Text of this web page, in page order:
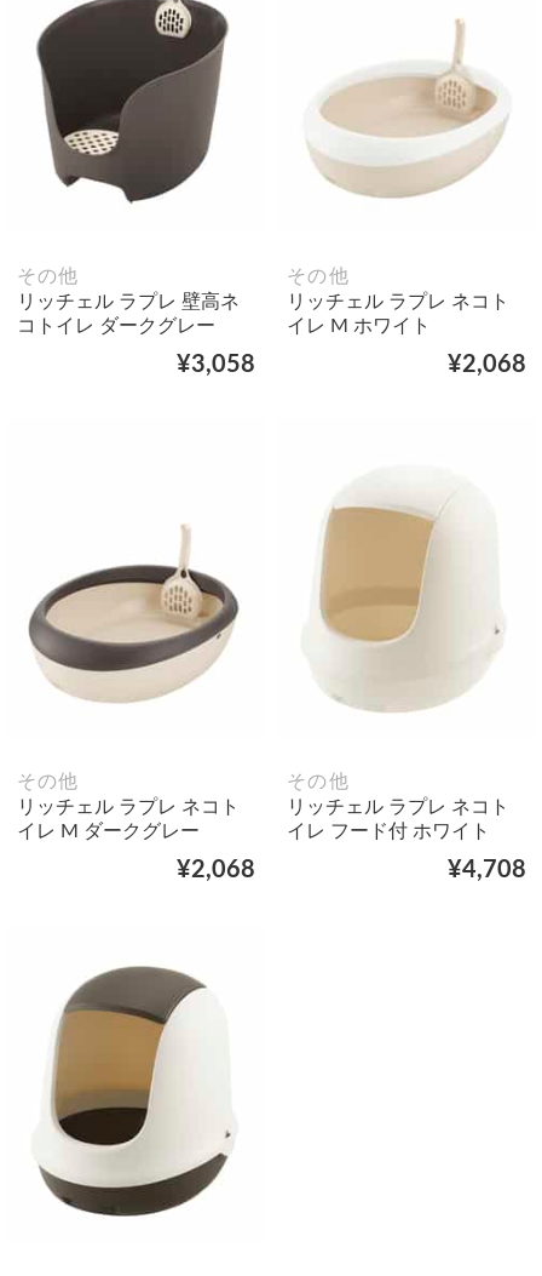
その他
リッチェル ラプレ 壁高ネ
コトイレ ダークグレー
¥3,058
その他
リッチェル ラプレ ネコト
イレ M ホワイト
¥2,068
その他
リッチェル ラプレ ネコト
イレ M ダークグレー
¥2,068
その他
リッチェル ラプレ ネコト
イレ フード付 ホワイト
¥4,708